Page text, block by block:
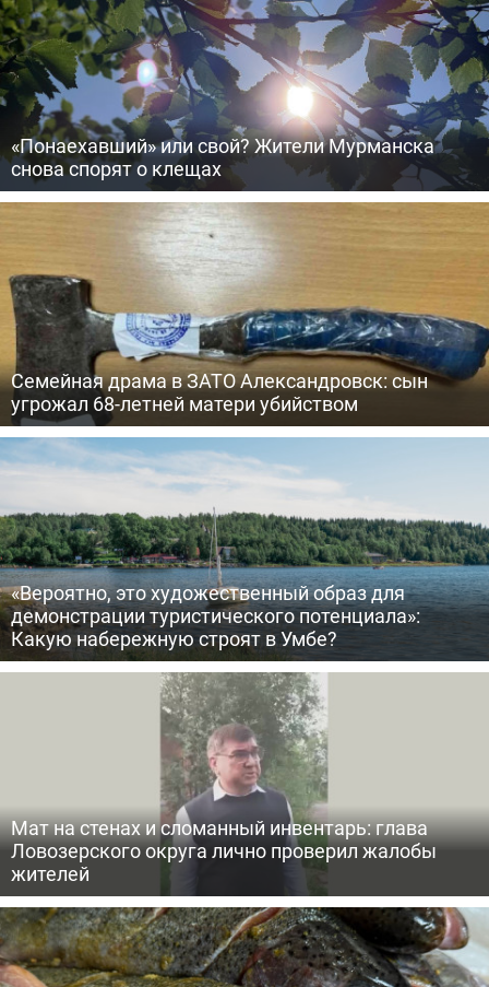
«Понаехавший» или свой? Жители Мурманска
снова спорят о клещах
Семейная драма в ЗАТО Александровск: сын
угрожал 68-летней матери убийством
«Вероятно, это художественный образ для
демонстрации туристического потенциала»:
Какую набережную строят в Умбе?
Мат на стенах и сломанный инвентарь: глава
Ловозерского округа лично проверил жалобы
жителей